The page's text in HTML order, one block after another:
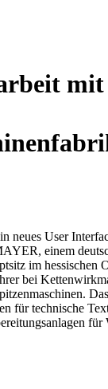
neues User
einem
im hessischen
bei
für technische
für